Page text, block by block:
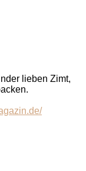
lieben Zimt,